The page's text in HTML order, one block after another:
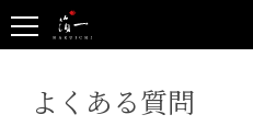
よくある質問